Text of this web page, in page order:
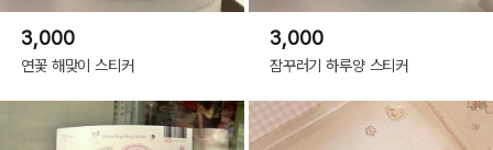
3,000
연꽃 해맞이 스티커
3,000
잠꾸러기 하루양 스티커